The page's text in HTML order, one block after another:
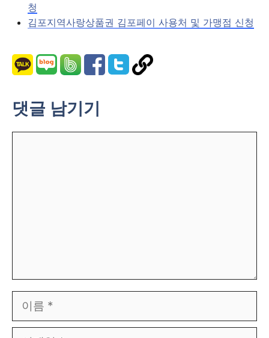
청
김포지역사랑상품권 김포페이 사용처 및 가맹점 신청
댓글 남기기